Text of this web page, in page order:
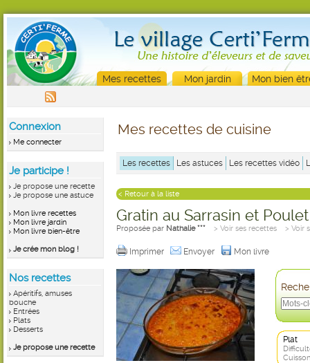
Mes recettes Mon jardin Mon bien
Connexion
Me connecter
Je participe !
Je propose une recette
Je propose une astuce
Mon livre recettes
Mon livre jardin
Mon livre bien-être
Je crée mon blog !
Nos recettes
Apéritifs, amuses
bouche
Entrées
Plats
Desserts
Je propose une recette
Mes recettes de cuisine
Les recettes Les astuces Les recettes vidéo
< Retour à la liste
Gratin au Sarrasin et Poulet
Proposée par Nathalie *** > Voir ses recettes > Voir
Imprimer Envoyer Mon livre
Plat